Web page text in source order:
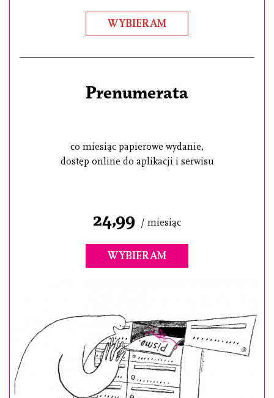
WYBIERAM
Prenumerata
co miesiąc papierowe wydanie,
dostęp online do aplikacji i serwisu
24,99 / miesiąc
WYBIERAM